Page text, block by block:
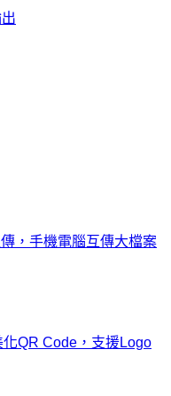
，手機電腦互傳大檔案
QR Code，支援Logo